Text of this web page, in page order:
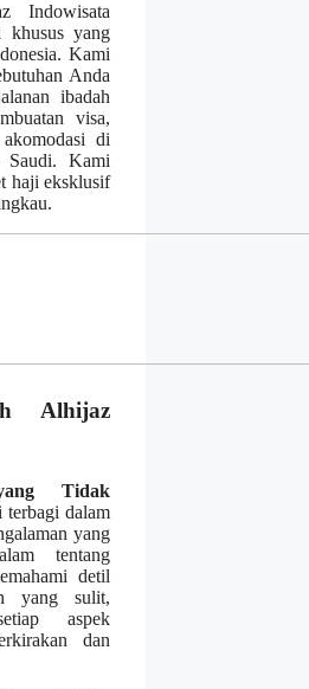
Indowisata
khusus yang
Kami
Anda
ibadah
visa,
di
Kami
haji eksklusif
Alhijaz
Tidak
terbagi dalam
yang
tentang
detil
yang sulit,
aspek
dan